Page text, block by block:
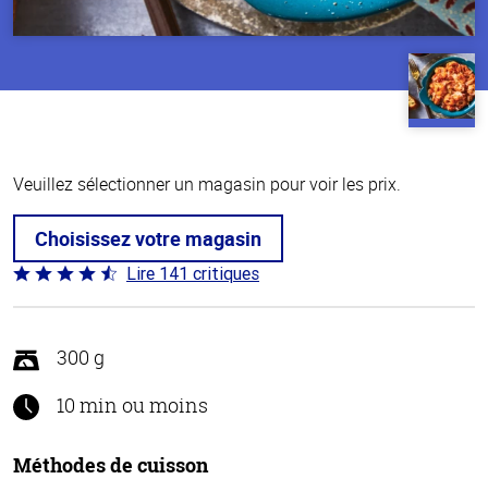
Veuillez sélectionner un magasin pour voir les prix.
Choisissez votre magasin
Coté
4.7 sur
Lire 141 critiques
300 g
10 min ou moins
Méthodes de cuisson